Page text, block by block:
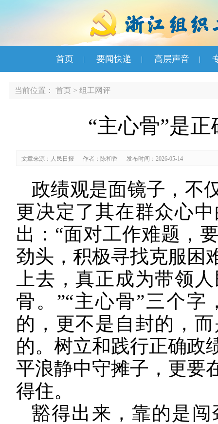
首页 | 要闻快递 | 高层声音 |
当前位置： 首页 > 组工网评
“主心骨”是
文章来源：人民日报 作者：陈和香 发布时间：2026-05-14
政绩观是面镜子，不
更决定了其在群众心
出：“面对工作难题，
劲头，积极寻找克服困
上去，真正成为带领
骨。”“主心骨”三个
的，更不是自封的，
的。树立和践行正确政
平浪静中守摊子，更要
得住。
豁得出来，靠的是